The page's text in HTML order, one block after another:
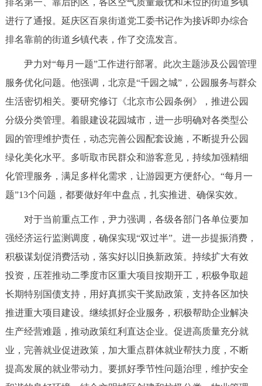
排名第一、靠后的区，各区空气质量最优和末位的街道乡镇
进行了通报。延庆区百泉街道党工委书记作为接诉即办综合
排名靠前的街道乡镇代表，作了交流发言。
尹力对“每月一题”工作进行部署。此次主题涉及公园管理
服务优化问题。他强调，北京是“千园之城”，公园服务与群众
生活密切相关。要研究修订《北京市公园条例》，推进公园
分级分类管理。着眼建设花园城市，进一步明确对各类型公
园的管理维护责任，动态完善公园配套设施，不断提升公园
绿化美化水平。多听取市民群众和游客意见，持续加强精细
化管理服务，满足多样化需求，让游园更方便舒心。“每月一
题”13个问题，都要做好年中盘点，扎实推进、确保实效。
对于当前重点工作，尹力强调，各级各部门各单位要加
强经济运行监测调度，确保实现“双过半”。进一步提振消费，
积极谋划促消费活动，落实好以旧换新政策。持续扩大有效
投资，压茬推动二季度市区重大项目按期开工，积极争取超
长期特别国债支持，用好真抓实干奖励政策，支持各区加快
推进重大项目建设。继续抓好企业服务，积极帮助企业解决
生产经营难题，推动政策红利直达企业。促进高质量充分就
业，完善就业促进政策，加大重点群体就业帮扶力度，不断
提高发展的就业带动力。要抓好季节性问题治理，维护安全